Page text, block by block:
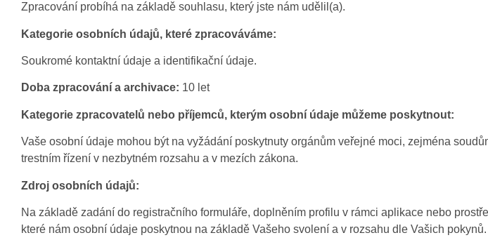
Zpracování probíhá na základě souhlasu, který jste nám udělil(a).
Kategorie osobních údajů, které zpracováváme:
Soukromé kontaktní údaje a identifikační údaje.
Doba zpracování a archivace: 10 let
Kategorie zpracovatelů nebo příjemců, kterým osobní údaje můžeme poskytnout:
Vaše osobní údaje mohou být na vyžádání poskytnuty orgánům veřejné moci, zejména
trestním řízení v nezbytném rozsahu a v mezích zákona.
Zdroj osobních údajů:
Na základě zadání do registračního formuláře, doplněním profilu v rámci aplikace nebo
které nám osobní údaje poskytnou na základě Vašeho svolení a v rozsahu dle Vašich pokynů.